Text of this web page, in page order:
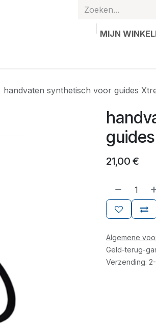
MIJN
handvaten synthetisch voor guides
21,00 €
Algemene
Geld-terug-
Verzending: